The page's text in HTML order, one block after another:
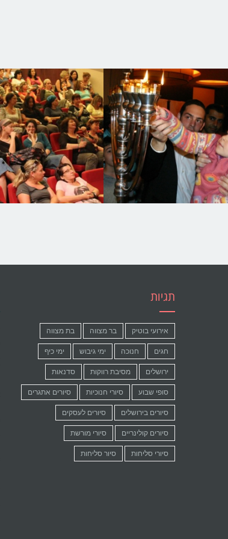
תגיות
אירועי בוטיק בר מצווה בת מצווה
חגים חנוכה ימי גיבוש ימי כיף
ירושלים מסיבת רווקות סדנאות
סופי שבוע סיורי חנוכיות סיורים אתגרים
סיורים בירושלים סיורים לעסקים
סיורים קולינריים סיורי מורשת
סיורי סליחות סיור סליחות